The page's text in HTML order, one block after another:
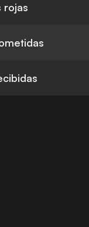
rojas